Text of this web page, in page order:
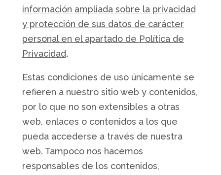
información ampliada sobre la privacidad
y protección de sus datos de carácter
personal en el apartado de Política de
Privacidad.
Estas condiciones de uso únicamente se
refieren a nuestro sitio web y contenidos,
por lo que no son extensibles a otras
web, enlaces o contenidos a los que
pueda accederse a través de nuestra
web. Tampoco nos hacemos
responsables de los contenidos,